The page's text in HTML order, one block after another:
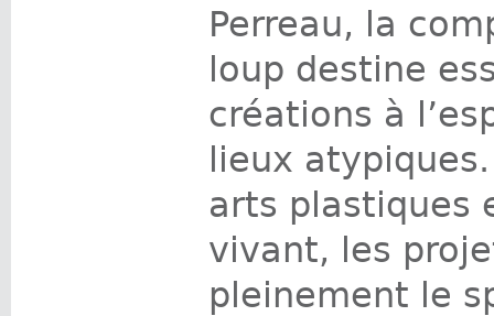
Perreau, la
loup destine
créations à
lieux
arts plastiques
vivant, les
pleinement le